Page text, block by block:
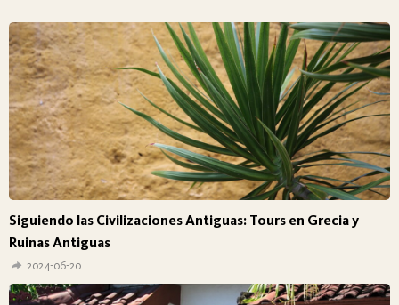
Siguiendo las Civilizaciones Antiguas: Tours en Grecia y
Ruinas Antiguas
2024-06-20